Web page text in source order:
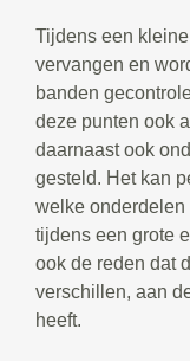
Tijdens een
vervangen en
banden
deze punten ook
daarnaast ook
gesteld. Het kan
welke onderdelen
tijdens een grote
ook de reden dat
verschillen, aan
heeft.